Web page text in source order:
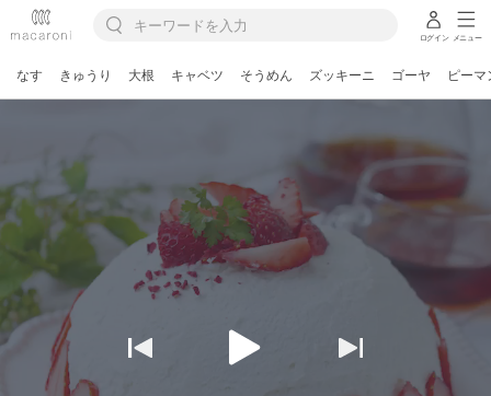
ログイン メニュー
なす きゅうり 大根 キャベツ そうめん ズッキーニ ゴーヤ ピーマ